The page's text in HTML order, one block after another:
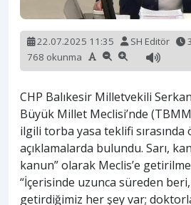
22.07.2025 11:35 SH Editör
768 okunma
CHP Balıkesir Milletvekili
Büyük Millet Meclisi’nde
ilgili torba yasa teklifi sırasında
açıklamalarda bulundu. Sarı,
kanun” olarak Meclis’e
“İçerisinde uzunca süreden
getirdiğimiz her şey var;